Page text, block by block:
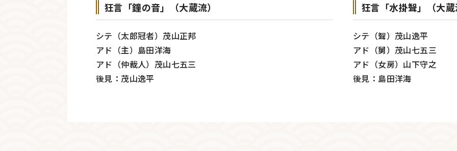
狂言「鐘の音」（大蔵流）
シテ（太郎冠者）茂山正邦
アド（主）島田洋海
アド（仲裁人）茂山七五三
後見：茂山逸平
狂言「水掛聟」（大
シテ（聟）茂山逸平
アド（舅）茂山七五三
アド（女房）山下守之
後見：島田洋海